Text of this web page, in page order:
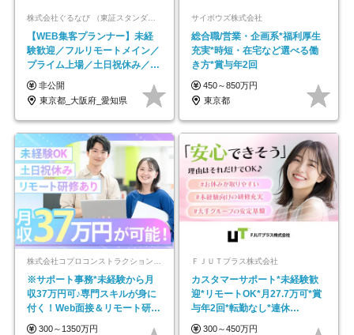
株式会社ぐるなび （東証スタンダード上場）
【WEB集客プランナー】未経
験歓迎／フルリモートメイン／
プライム上場／土日祝休み／東
京・大阪・名古屋
非公開
東京都_大阪府_愛知県
サイボウズ株式会社
総合職/営業・企画系*福利厚生
充実*時短・在宅など選べる働
き方*賞与年2回
450～850万円
東京都
株式会社コプロコンストラクション【東証プライム上場コプロ・ホールディングス子会社】
※サポート事務*未経験から月
収37万円可♪専門スキルが身に
付く！Web面接＆リモート研修
も充実♪/a
300～1350万円
ＦＪＵＴプラス株式会社
カスタマーサポート*未経験歓
迎*リモートOK*月27.7万可*賞
与年2回*転勤なし*連休
OK/ZE010232
300～450万円